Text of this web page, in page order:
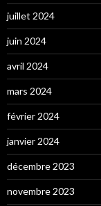
juillet 2024
juin 2024
avril 2024
mars 2024
février 2024
janvier 2024
décembre 2023
novembre 2023